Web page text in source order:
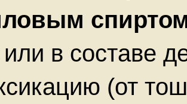
в составе
(от